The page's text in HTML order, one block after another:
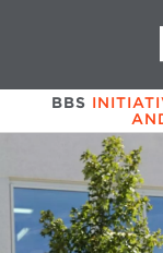
BBS